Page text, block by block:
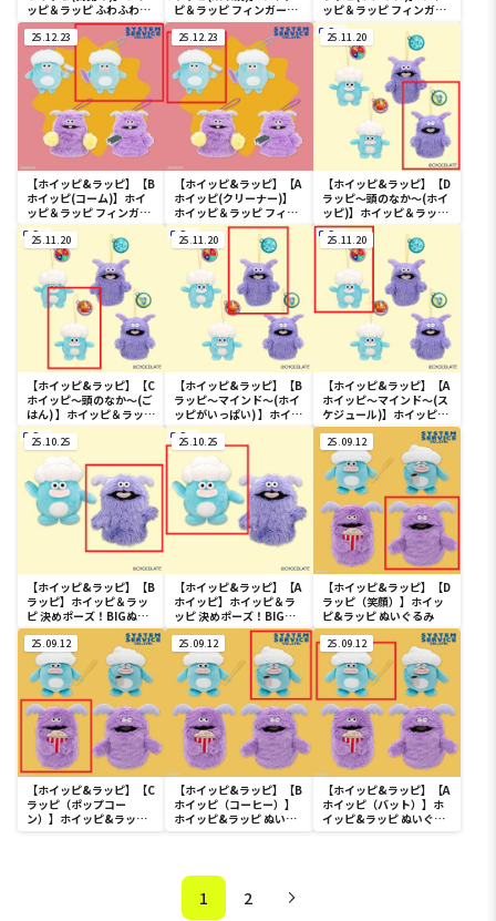
ッピ＆ラッピ ふわふわ巾
着
ピ＆ラッピ フィンガーパ
ペット
ッピ＆ラッピ フィンガー
パペット
25.12.23
【ホイッピ&ラッピ】【B
ホイッピ(コーム)】ホイ
ッピ＆ラッピ フィンガー
パペット
25.12.23
【ホイッピ&ラッピ】【A
ホイッピ(クリーナー)】
ホイッピ＆ラッピ フィン
ガーパペット
25.11.20
【ホイッピ&ラッピ】【D
ラッピ～頭のなか～(ホイ
ッピ)】ホイッピ＆ラッピ
アクリル付きマスコット
～頭のなか～
25.11.20
【ホイッピ&ラッピ】【C
ホイッピ～頭のなか～(ご
はん) 】ホイッピ＆ラッピ
アクリル付きマスコット
～頭のなか～
25.11.20
【ホイッピ&ラッピ】【B
ラッピ～マインド～(ホイ
ッピがいっぱい) 】ホイッ
ピ＆ラッピ アクリル付き
マスコット ～頭のなか～
25.11.20
【ホイッピ&ラッピ】【A
ホイッピ～マインド～(ス
ケジュール)】ホイッピ＆
ラッピ アクリル付きマス
コット ～頭のなか～
25.10.25
【ホイッピ&ラッピ】【B
ラッピ】ホイッピ＆ラッ
ピ 決めポーズ！BIGぬい
ぐるみ
25.10.25
【ホイッピ&ラッピ】【A
ホイッピ】ホイッピ＆ラ
ッピ 決めポーズ！BIGぬ
いぐるみ
25.09.12
【ホイッピ&ラッピ】【D
ラッピ（笑顔）】ホイッ
ピ&ラッピ ぬいぐるみ
25.09.12
【ホイッピ&ラッピ】【C
ラッピ（ポップコー
ン）】ホイッピ&ラッピ
25.09.12
【ホイッピ&ラッピ】【B
ホイッピ（コーヒー）】
ホイッピ&ラッピ ぬいぐ
25.09.12
【ホイッピ&ラッピ】【A
ホイッピ（バット）】ホ
イッピ&ラッピ ぬいぐる
1 2